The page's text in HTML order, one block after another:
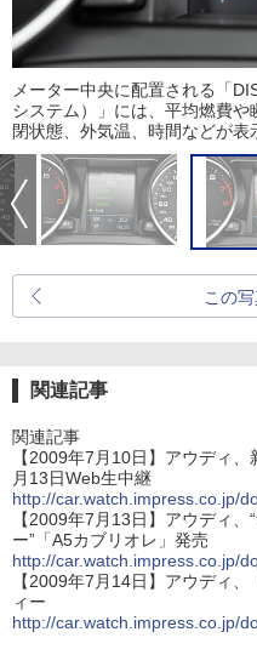
メーター中央に配置される「
システム）」には、平均燃費
閉状態、外気温、時間などが表
この
関連記事
関連記事
【2009年7月10日】アウディ
月13日Web生中継
http://car.watch.impress.co.jp/
【2009年7月13日】アウディ
ー”「A5カブリオレ」発売
http://car.watch.impress.co.jp/
【2009年7月14日】アウディ
ィー
http://car.watch.impress.co.jp/